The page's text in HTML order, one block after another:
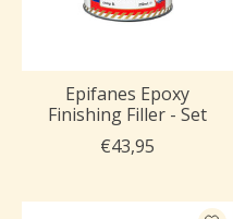
Epifanes Epoxy
Finishing Filler - Set
€43,95